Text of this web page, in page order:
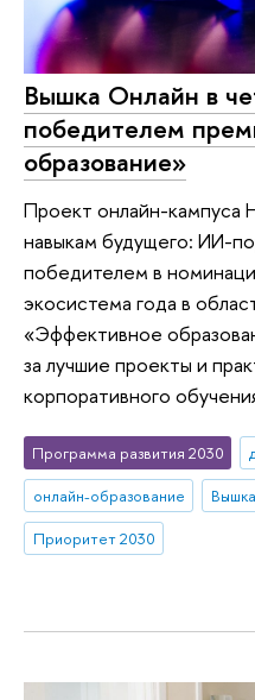
Вышка Онлайн в
победителем
образование»
Проект онлайн-
навыкам будущего: ИИ-
победителем в
экосистема года в
«Эффективное
за лучшие проекты и
корпоративного
Программа развития 2030
онлайн-образование
Приоритет 2030